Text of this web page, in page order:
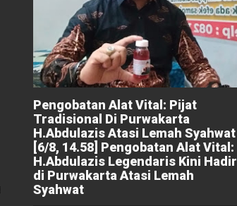
Pengobatan Alat Vital: Pijat
Tradisional Di Purwakarta
H.Abdulazis Atasi Lemah Syahwat
[6/8, 14.58] Pengobatan Alat Vital:
H.Abdulazis Legendaris Kini Hadir
di Purwakarta Atasi Lemah
Syahwat